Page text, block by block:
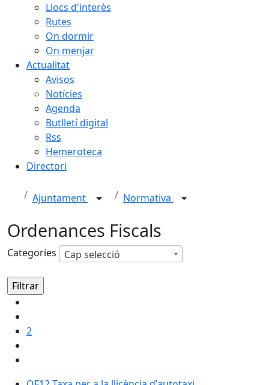
Llocs d'interès
Rutes
On dormir
On menjar
Actualitat
Avisos
Notícies
Agenda
Butlletí digital
Rss
Hemeroteca
Directori
Ajuntament Normativa
Ordenances Fiscals
Categories Cap selecció
2